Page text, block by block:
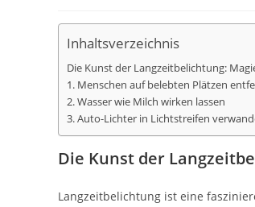
Inhaltsverzeichnis
Die Kunst der Langzeitbelichtung:
1. Menschen auf belebten Plätzen
2. Wasser wie Milch wirken lassen
3. Auto-Lichter in Lichtstreifen
Die Kunst der
Langzeitbelichtung ist eine